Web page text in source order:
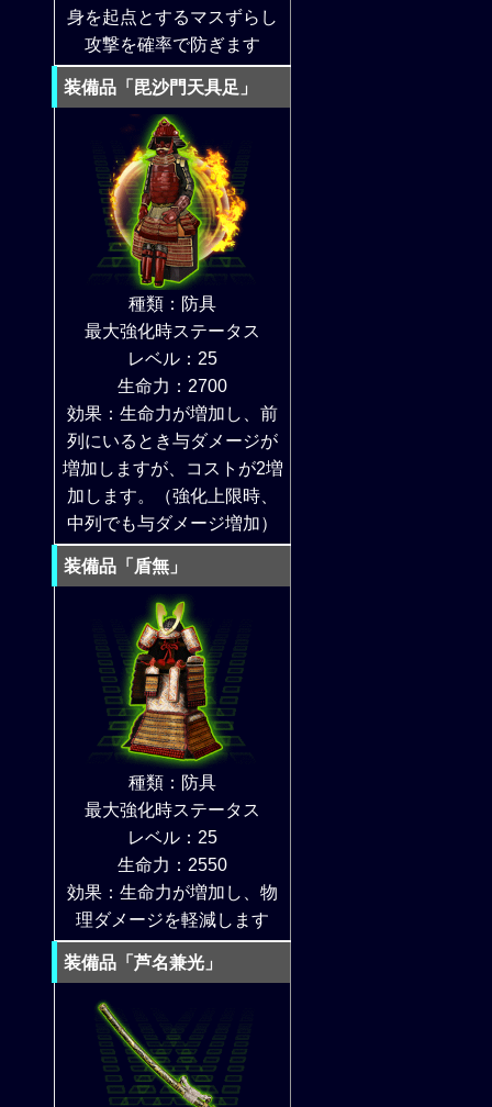
身を起点とするマスずらし
攻撃を確率で防ぎます
装備品「毘沙門天具足」
種類：防具
最大強化時ステータス
レベル：25
生命力：2700
効果：生命力が増加し、前
列にいるとき与ダメージが
増加しますが、コストが2増
加します。（強化上限時、
中列でも与ダメージ増加）
装備品「盾無」
種類：防具
最大強化時ステータス
レベル：25
生命力：2550
効果：生命力が増加し、物
理ダメージを軽減します
装備品「芦名兼光」